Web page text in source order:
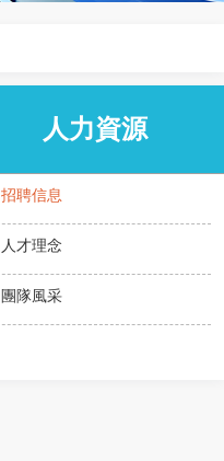
人力資源
招聘信息
人才理念
團隊風采